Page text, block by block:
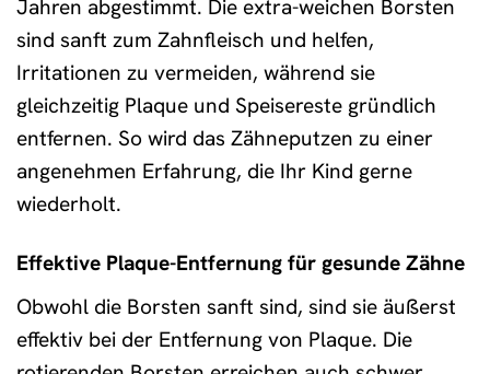
Jahren abgestimmt. Die extra-weichen Borsten
sind sanft zum Zahnfleisch und helfen,
Irritationen zu vermeiden, während sie
gleichzeitig Plaque und Speisereste gründlich
entfernen. So wird das Zähneputzen zu einer
angenehmen Erfahrung, die Ihr Kind gerne
wiederholt.
Effektive Plaque-Entfernung für gesunde Zähne
Obwohl die Borsten sanft sind, sind sie äußerst
effektiv bei der Entfernung von Plaque. Die